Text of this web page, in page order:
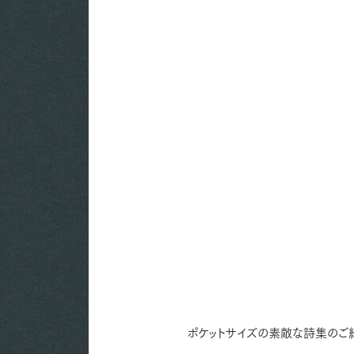
ポケットサイズの素敵な詩集のご